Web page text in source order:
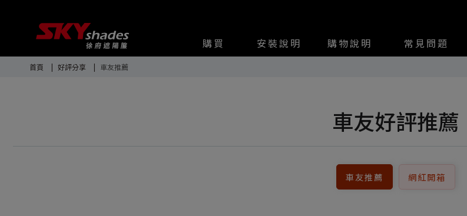
購買 安裝說明 購物說明 常見問題
首頁 好評分享 車友推薦
車友好評推薦
車友推薦 網紅開箱